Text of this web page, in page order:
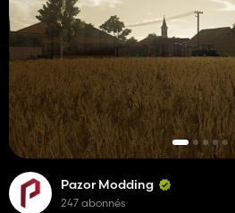
Pazor Modding
247 abonnés